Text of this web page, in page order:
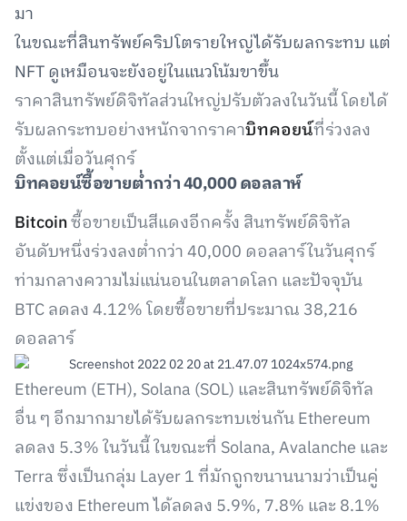
มา
ในขณะที่สินทรัพย์คริปโตรายใหญ่ได้รับผลกระทบ แต่
NFT ดูเหมือนจะยังอยู่ในแนวโน้มขาขึ้น
ราคาสินทรัพย์ดิจิทัลส่วนใหญ่ปรับตัวลงในวันนี้ โดยได้
รับผลกระทบอย่างหนักจากราคาบิทคอยน์ที่ร่วงลง
ตั้งแต่เมื่อวันศุกร์
บิทคอยน์ซื้อขายต่ำกว่า40,000ดอลลาห์
Bitcoinซื้อขายเป็นสีแดงอีกครั้ง สินทรัพย์ดิจิทัล
อันดับหนึ่งร่วงลงต่ำกว่า 40,000 ดอลลาร์ในวันศุกร์
ท่ามกลางความไม่แน่นอนในตลาดโลก และปัจจุบัน
BTC ลดลง 4.12% โดยซื้อขายที่ประมาณ 38,216
ดอลลาร์
Ethereum (ETH), Solana (SOL) และสินทรัพย์ดิจิทัล
อื่น ๆ อีกมากมายได้รับผลกระทบเช่นกัน Ethereum
ลดลง 5.3% ในวันนี้ ในขณะที่ Solana, Avalanche และ
Terra ซึ่งเป็นกลุ่ม Layer 1 ที่มักถูกขนานนามว่าเป็นคู่
แข่งของ Ethereum ได้ลดลง 5.9%, 7.8% และ 8.1%